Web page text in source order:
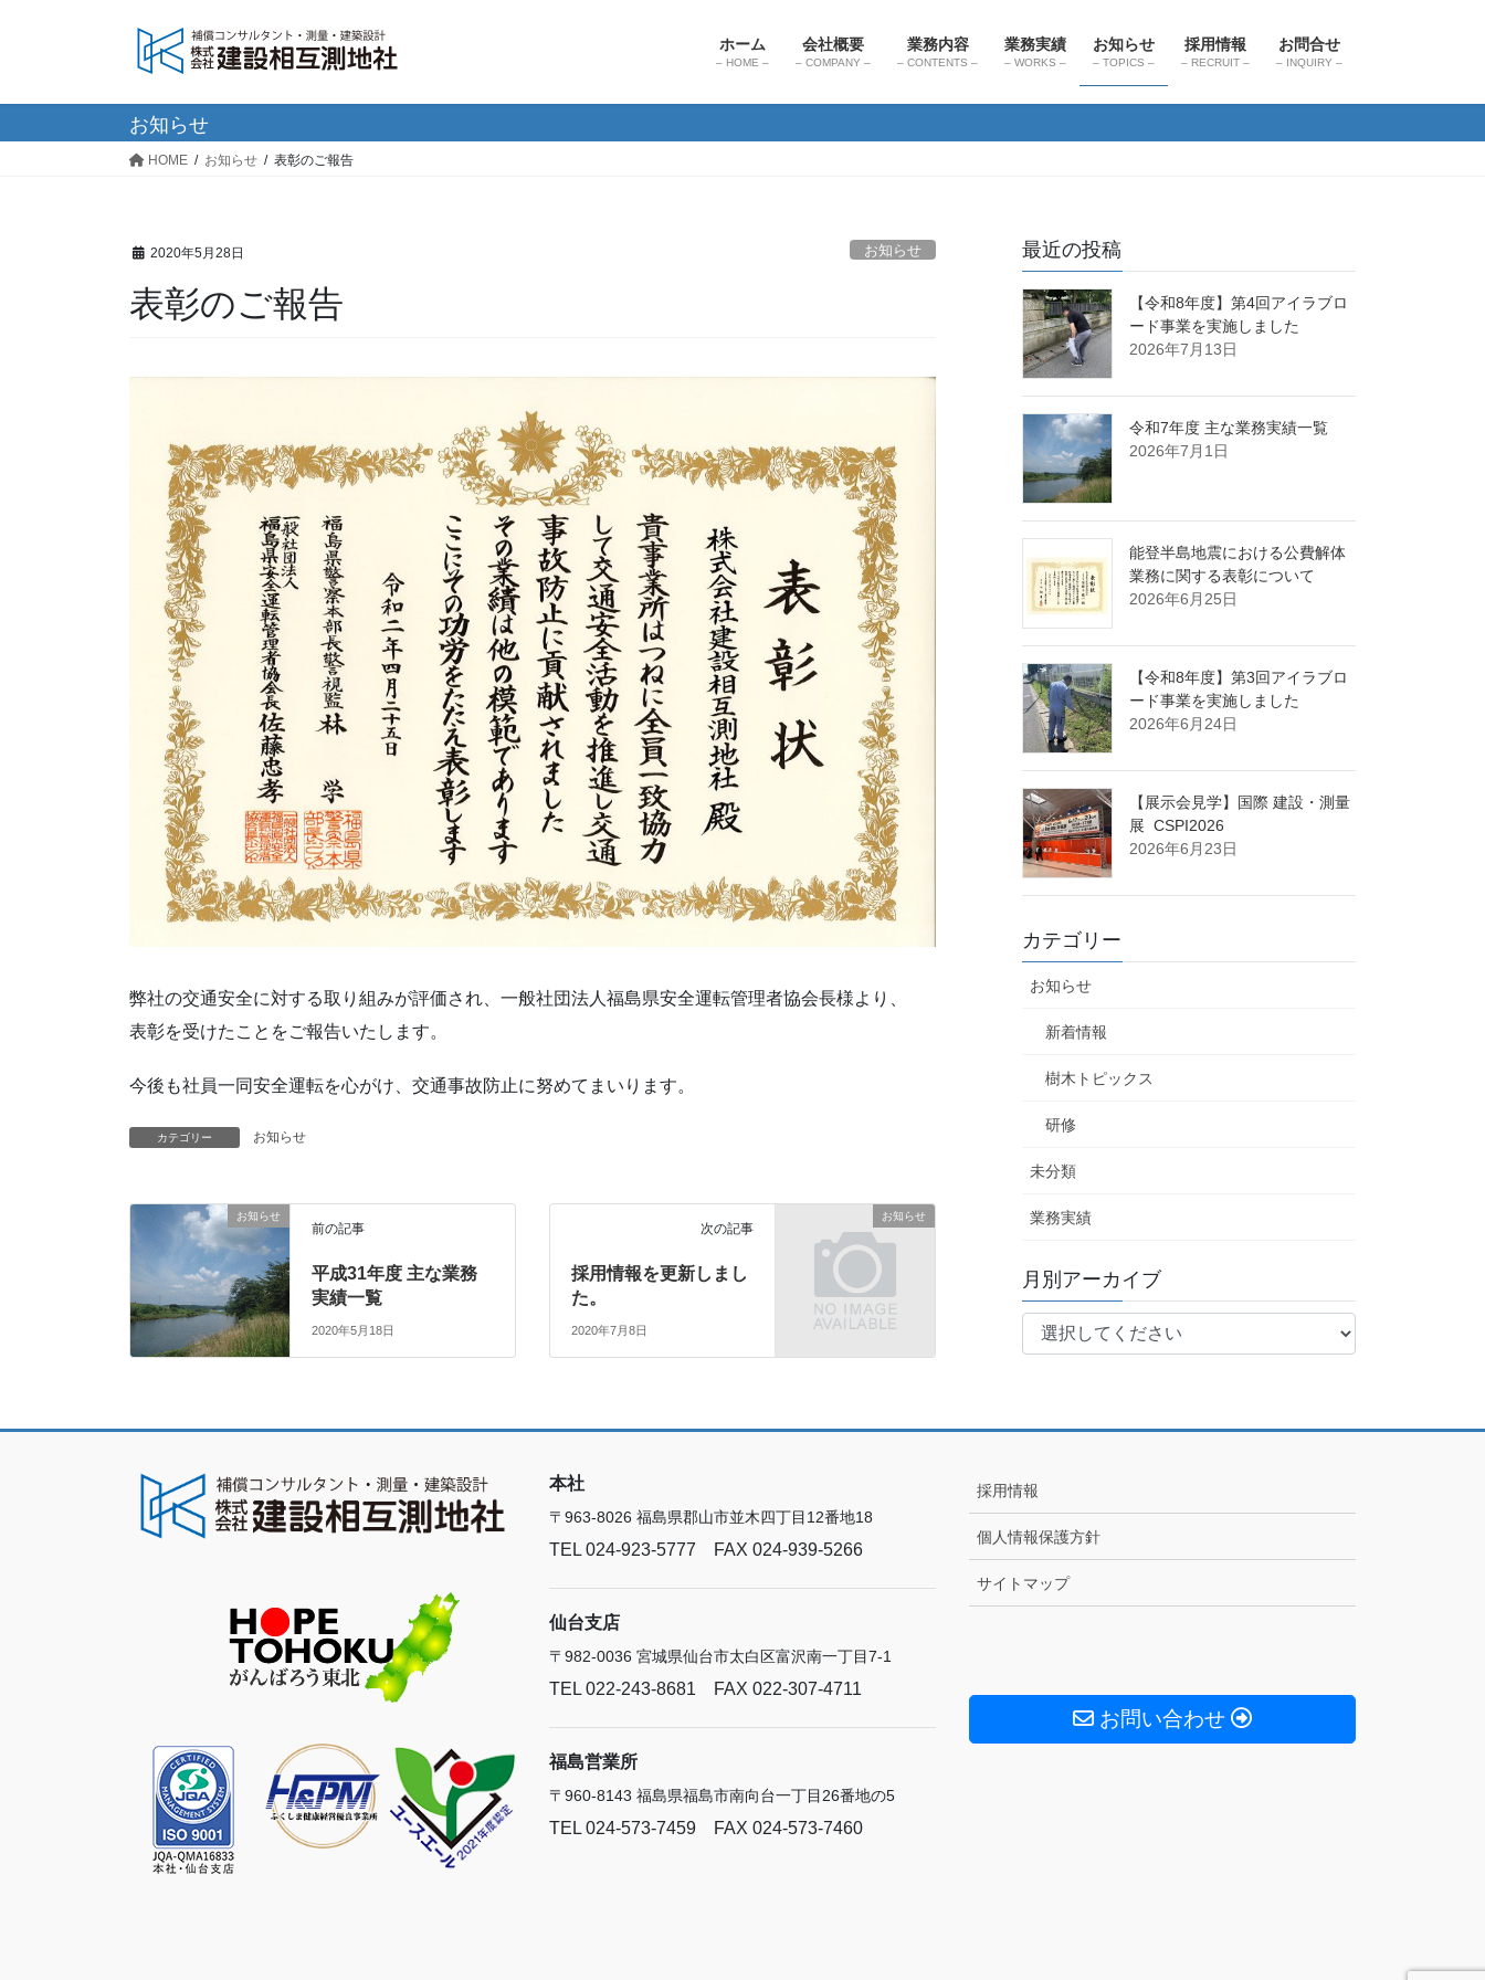
へ
ョ
ホーム
– HOME –
会社概要
– COMPANY –
業務内容
– CONTENTS –
業務実績
– WORKS –
お知らせ
– TOPICS –
採用情報
– RECRUIT –
お問合せ
– INQUIRY –
お知らせ
HOME お知らせ 表彰のご報告
2020年5月28日 お知らせ
表彰のご報告
弊社の交通安全に対する取り組みが評価され、一般社団法人福島県安全運転管理者協会長様より、
表彰を受けたことをご報告いたします。
今後も社員一同安全運転を心がけ、交通事故防止に努めてまいります。
カテゴリー お知らせ
お知らせ
前の記事
平成31年度 主な業務
実績一覧
2020年5月18日
お知らせ
次の記事
採用情報を更新しまし
た。
2020年7月8日
最近の投稿
【令和8年度】第4回アイラブロ
ード事業を実施しました
2026年7月13日
令和7年度 主な業務実績一覧
2026年7月1日
能登半島地震における公費解体
業務に関する表彰について
2026年6月25日
【令和8年度】第3回アイラブロ
ード事業を実施しました
2026年6月24日
【展示会見学】国際 建設・測量
展 CSPI2026
2026年6月23日
カテゴリー
お知らせ
新着情報
樹木トピックス
研修
未分類
業務実績
月別アーカイブ
本社
〒963-8026 福島県郡山市並木四丁目12番地18
TEL 024-923-5777 FAX 024-939-5266
仙台支店
〒982-0036 宮城県仙台市太白区富沢南一丁目7-1
TEL 022-243-8681 FAX 022-307-4711
福島営業所
〒960-8143 福島県福島市南向台一丁目26番地の5
TEL 024-573-7459 FAX 024-573-7460
採用情報
個人情報保護方針
サイトマップ
お問い合わせ